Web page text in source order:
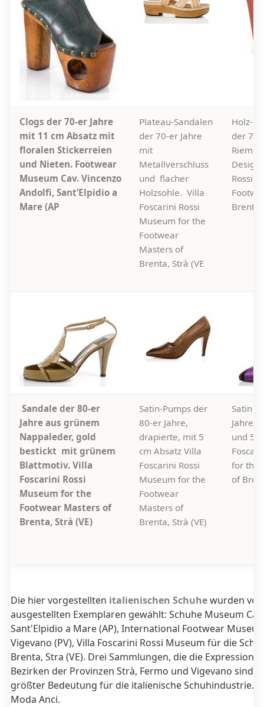
Clogs der 70-er Jahre
mit 11 cm Absatz mit
floralen Stickerreien
und Nieten. Footwear
Museum Cav. Vincenzo
Andolfi, Sant’Elpidio a
Mare (AP
Plateau-Sandalen
der 70-er Jahre
mit
Metallverschluss
und flacher
Holzsohle. Villa
Foscarini Rossi
Museum for the
Footwear
Masters of
Brenta, Strà (VE
Holz-
der 70-
Rossi
Brenta,
Sandale der 80-er
Jahre aus grünem
Nappaleder, gold
bestickt mit grünem
Blattmotiv. Villa
Foscarini Rossi
Museum for the
Footwear Masters of
Brenta, Strà (VE)
Satin-Pumps der
80-er Jahre,
drapierte, mit 5
cm Absatz Villa
Foscarini Rossi
Museum for the
Footwear
Masters of
Brenta, Strà (VE)
Satin
Jahre
und 5
for the
of
Die hier vorgestellten italienischen Schuhewurden
ausgestellten Exemplaren gewählt: Schuhe Museum
Sant'Elpidio a Mare (AP), International Footwear
Vigevano (PV), Villa Foscarini Rossi Museum für die
Brenta, Stra (VE). Drei Sammlungen, die die Expression
Bezirken der Provinzen Strà, Fermo und Vigevano sind
größter Bedeutung für die italienische Schuhindustrie.
Moda Anci.